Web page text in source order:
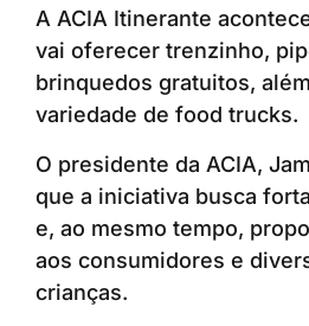
A ACIA Itinerante
vai oferecer trenzinho,
brinquedos gratuitos,
variedade de food trucks.
O presidente da ACIA,
que a iniciativa busca
e, ao mesmo tempo,
aos consumidores e
crianças.